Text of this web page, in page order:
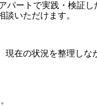
パートで実践・検証
いただけます。
在の状況を整理しな